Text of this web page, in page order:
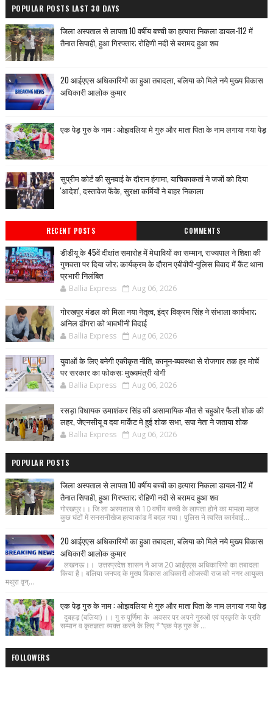
POPULAR POSTS LAST 30 DAYS
जिला अस्पताल से लापता 10 वर्षीय बच्ची का हत्यारा निकला डायल-112 में
तैनात सिपाही, हुआ गिरफ्तार; रोहिणी नदी से बरामद हुआ शव
20 आईएएस अधिकारियों का हुआ तबादला, बलिया को मिले नये मुख्य विकास
अधिकारी आलोक कुमार
एक पेड़ गुरु के नाम : ओझवलिया मे गुरु और माता पिता के नाम लगाया गया पेड़
सुप्रीम कोर्ट की सुनवाई के दौरान हंगामा, याचिकाकर्ता ने जजों को दिया
'आदेश', दस्तावेज फेंके, सुरक्षा कर्मियों ने बाहर निकाला
RECENT POSTS COMMENTS
डीडीयू के 45वें दीक्षांत समारोह में मेधावियों का सम्मान, राज्यपाल ने शिक्षा की
गुणवत्ता पर दिया जोर; कार्यक्रम के दौरान एबीवीपी-पुलिस विवाद में कैंट थाना
प्रभारी निलंबित
Ballia Express Aug 06, 2026
गोरखपुर मंडल को मिला नया नेतृत्व, इंद्र विक्रम सिंह ने संभाला कार्यभार;
अनिल ढींगरा को भावभीनी विदाई
Ballia Express Aug 06, 2026
युवाओं के लिए बनेगी एकीकृत नीति, कानून-व्यवस्था से रोजगार तक हर मोर्चे
पर सरकार का फोकस: मुख्यमंत्री योगी
Ballia Express Aug 06, 2026
रसड़ा विधायक उमाशंकर सिंह की असामायिक मौत से चहुओर फैली शोक की
लहर, जेएनसीयू व दवा मार्केट मे हुई शोक सभा, सपा नेता ने जताया शोक
Ballia Express Aug 06, 2026
POPULAR POSTS
जिला अस्पताल से लापता 10 वर्षीय बच्ची का हत्यारा निकला डायल-112 में
तैनात सिपाही, हुआ गिरफ्तार; रोहिणी नदी से बरामद हुआ शव
गोरखपुर।। जि ला अस्पताल से 10 वर्षीय बच्ची के लापता होने का मामला महज
कुछ घंटों में सनसनीखेज हत्याकांड में बदल गया। पुलिस ने त्वरित कार्रवाई...
20 आईएएस अधिकारियों का हुआ तबादला, बलिया को मिले नये मुख्य विकास
अधिकारी आलोक कुमार
लखनऊ।। उत्तरप्रदेश शासन ने आज 20 आईएएस अधिकारियो का तबादला
किया है। बलिया जनपद के मुख्य विकास अधिकारी ओजस्वी राज को नगर आयुक्त
मथुरा वृन्...
एक पेड़ गुरु के नाम : ओझवलिया मे गुरु और माता पिता के नाम लगाया गया पेड़
दुबहड़ (बलिया) ।। गु रु पूर्णिमा के अवसर पर अपने गुरुओं एवं प्रकृति के प्रति
सम्मान व कृतज्ञता व्यक्त करने के लिए *"एक पेड़ गुरु के ...
FOLLOWERS